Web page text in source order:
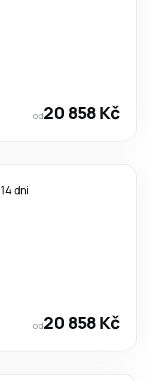
od20 858 Kč
14 dni
od20 858 Kč